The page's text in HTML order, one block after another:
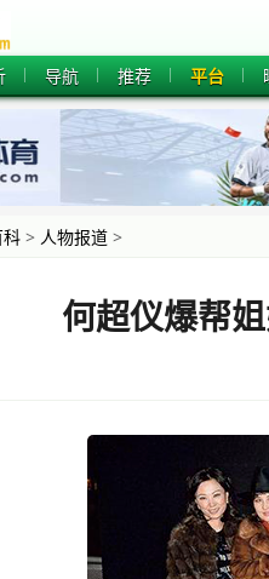
导航 推荐 平台
> 人物报道 >
何超仪爆帮